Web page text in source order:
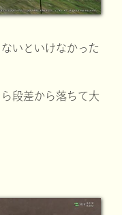
いといけなかった
段差から落ちて大